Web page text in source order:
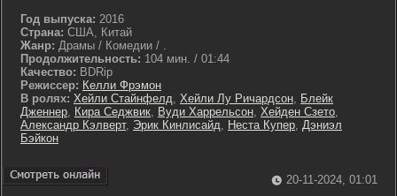
Год выпуска: 2016
Страна: США, Китай
Жанр: Драмы / Комедии / .
Продолжительность: 104 мин. / 01:44
Качество: BDRip
Режиссер: Келли Фрэмон
В ролях: Хейли Стайнфелд, Хейли Лу Ричардсон, Блейк
Дженнер, Кира Седжвик, Вуди Харрельсон, Хейден Сзето,
Александр Кэлверт, Эрик Кинлисайд, Неста Купер, Дэниэл
Бэйкон
20-11-2024, 01:01